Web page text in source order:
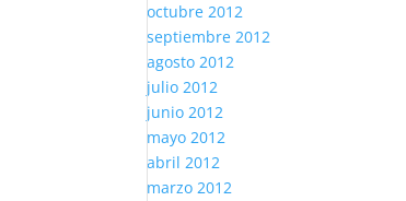
octubre 2012
septiembre 2012
agosto 2012
julio 2012
junio 2012
mayo 2012
abril 2012
marzo 2012